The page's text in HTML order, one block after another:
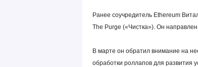
Ранее соучредитель Ethereum
The Purge («Чистка»). Он
В марте он обратил внимание на
обработки роллапов для развития